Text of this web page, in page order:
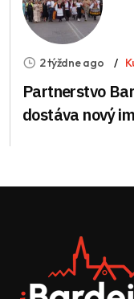
2 týždne ago
Partnerstvo
dostáva nový